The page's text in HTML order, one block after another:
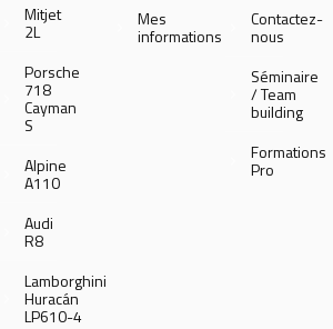
Mitjet
2L
Porsche
718
Cayman
S
Alpine
A110
Audi
R8
Lamborghini
Huracán
LP610-4
Mes
informations
Contactez-
nous
Séminaire
/ Team
building
Formations
Pro